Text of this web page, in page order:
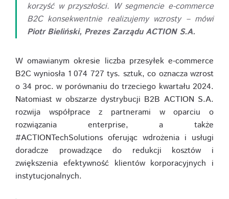
korzyść w przyszłości. W segmencie e-commerce
B2C konsekwentnie realizujemy wzrosty – mówi
Piotr Bieliński, Prezes Zarządu ACTION S.A.
W omawianym okresie liczba przesyłek e-commerce
B2C wyniosła 1 074 727 tys. sztuk, co oznacza wzrost
o 34 proc. w porównaniu do trzeciego kwartału 2024.
Natomiast w obszarze dystrybucji B2B ACTION S.A.
rozwija współprace z partnerami w oparciu o
rozwiązania enterprise, a także
#ACTIONTechSolutions oferując wdrożenia i usługi
doradcze prowadzące do redukcji kosztów i
zwiększenia efektywność klientów korporacyjnych i
instytucjonalnych.